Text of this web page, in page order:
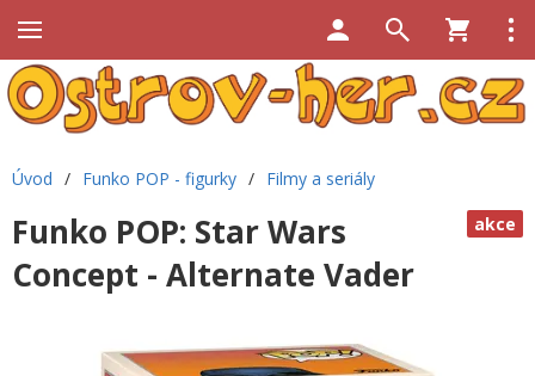
Úvod / Funko POP - figurky / Filmy a seriály
akce
Funko POP: Star Wars
Concept - Alternate Vader